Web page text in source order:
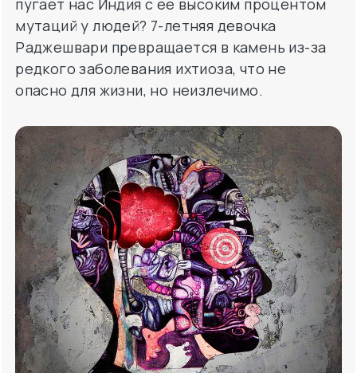
редкого заболевания ихтиоза, что не
опасно для жизни, но неизлечимо.